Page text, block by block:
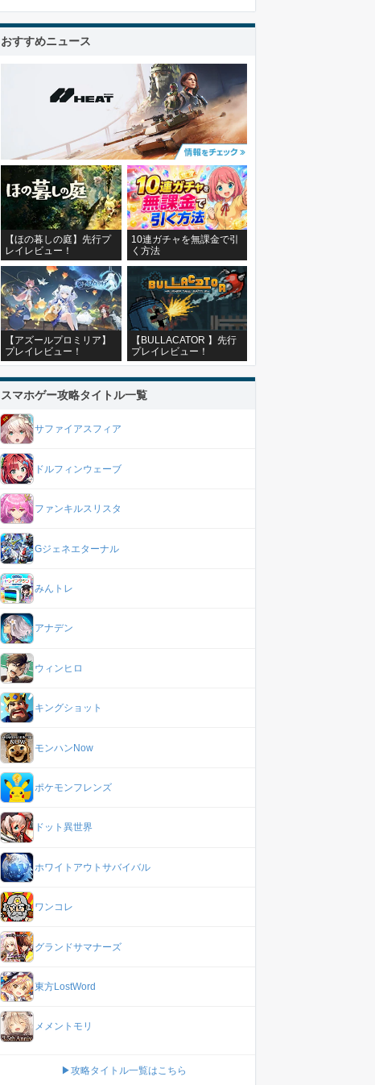
おすすめニュース
【ほの暮しの庭】先行プ
レイレビュー！
10連ガチャを無課金で引
く方法
【アズールプロミリア】
プレイレビュー！
【BULLACATOR 】先行
プレイレビュー！
スマホゲー攻略タイトル一覧
サファイアスフィア
ドルフィンウェーブ
ファンキルスリスタ
Gジェネエターナル
みんトレ
アナデン
ウィンヒロ
キングショット
モンハンNow
ポケモンフレンズ
ドット異世界
ホワイトアウトサバイバル
ワンコレ
グランドサマナーズ
東方LostWord
メメントモリ
▶攻略タイトル一覧はこちら